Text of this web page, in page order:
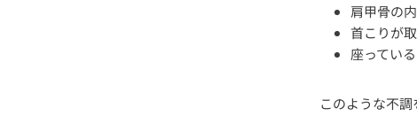
肩甲骨の
首こりが
座ってい
このような不